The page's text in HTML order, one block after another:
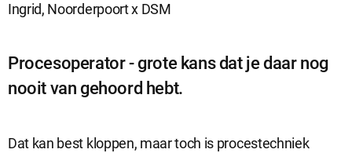
Ingrid, Noorderpoort x DSM
Procesoperator - grote kans dat je daar nog
nooit van gehoord hebt.
Dat kan best kloppen, maar toch is procestechniek